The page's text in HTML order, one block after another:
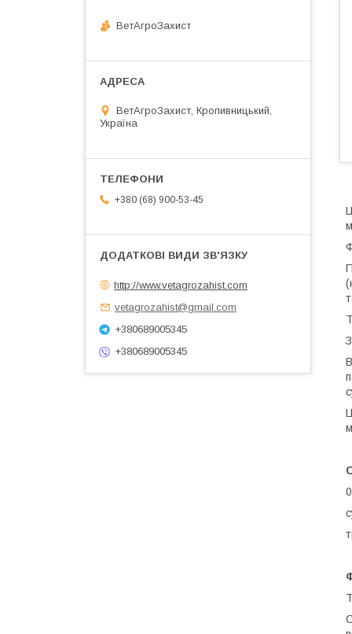
ВетАгроЗахист
ВетАгроЗахист, Кропивницький,
Україна
+380 (68) 900-53-45
http://www.vetagrozahist.com
vetagrozahist@gmail.com
+380689005345
+380689005345